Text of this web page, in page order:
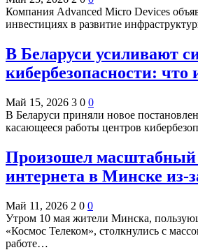
Компания Advanced Micro Devices
инвестициях в развитие
В Беларуси усиливают
кибербезопасности: что
Май 15, 2026 3 0 0
В Беларуси приняли новое
касающееся работы центров
Произошел масштабный
интернета в Минске из-
Май 11, 2026 2 0 0
Утром 10 мая жители Минска,
«Космос Телеком», столкнулись с
работе…